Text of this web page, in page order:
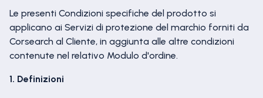
Le presenti Condizioni specifiche del prodotto si
applicano ai Servizi di protezione del marchio forniti da
Corsearch al Cliente, in aggiunta alle altre condizioni
contenute nel relativo Modulo d'ordine.
1. Definizioni